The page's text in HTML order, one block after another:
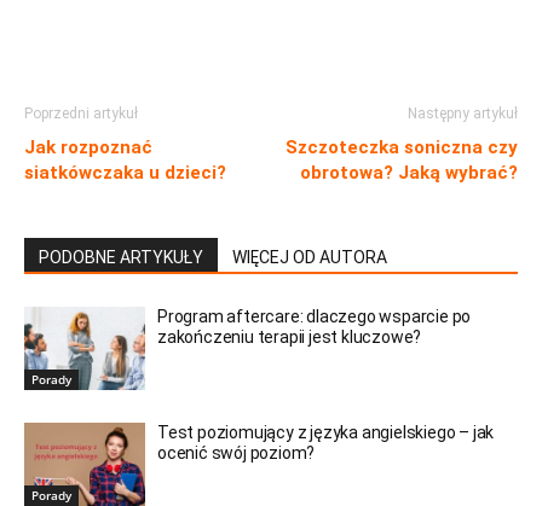
Poprzedni artykuł
Jak rozpoznać
siatkówczaka u dzieci?
Następny artykuł
Szczoteczka soniczna czy
obrotowa? Jaką wybrać?
PODOBNE ARTYKUŁY WIĘCEJ OD AUTORA
Porady
Program aftercare: dlaczego wsparcie po
zakończeniu terapii jest kluczowe?
Porady
Test poziomujący z języka angielskiego – jak
ocenić swój poziom?